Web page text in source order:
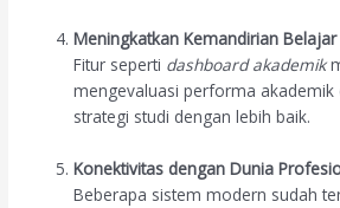
Meningkatkan Kemandirian Belajar
Fitur seperti dashboard akademik
mengevaluasi performa akademik
strategi studi dengan lebih baik.
Konektivitas dengan Dunia
Beberapa sistem modern sudah